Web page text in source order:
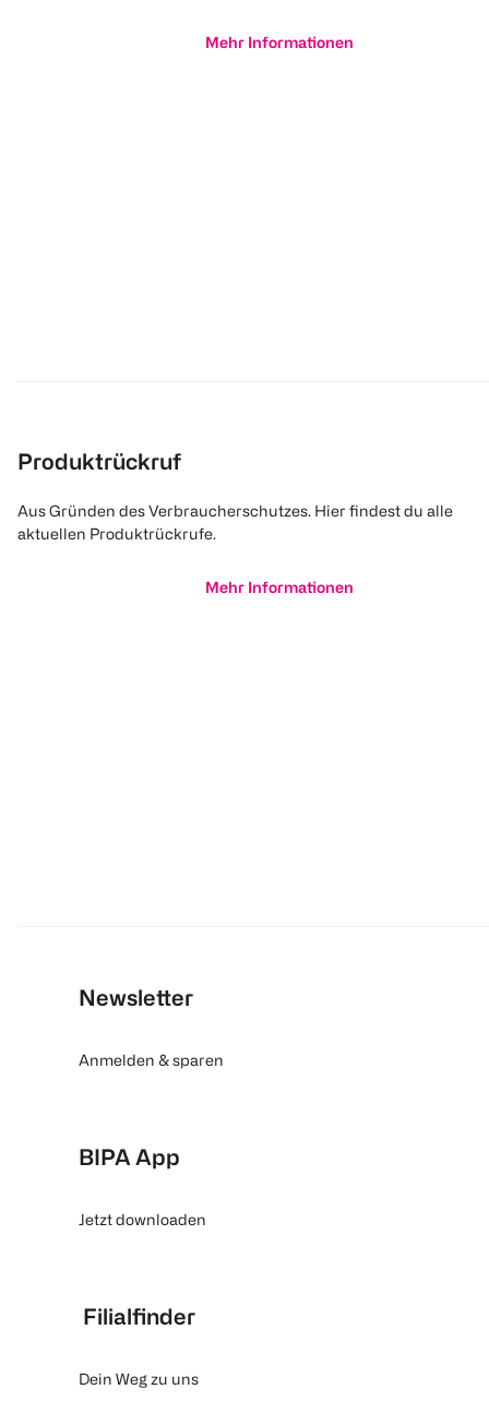
Mehr Informationen
Produktrückruf
Aus Gründen des Verbraucherschutzes. Hier findest du alle
aktuellen Produktrückrufe.
Mehr Informationen
Newsletter
Anmelden & sparen
BIPA App
Jetzt downloaden
Filialfinder
Dein Weg zu uns